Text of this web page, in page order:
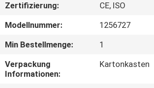
ÜBER
UNS
FABRIK-
AUSFLUG
Zertifizierung:
CE, ISO
Modellnummer:
1256727
Min Bestellmenge:
1
Verpackung
Informationen:
Kartonkasten